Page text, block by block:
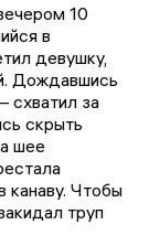
10
в
девушку,
Дождавшись
схватил за
скрыть
шее
канаву. Чтобы
труп